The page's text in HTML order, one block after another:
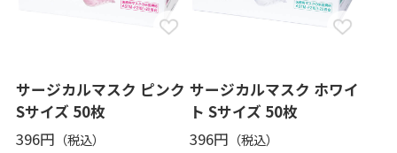
サージカルマスク ピンク
Sサイズ 50枚
396円
サージカルマスク ホワイ
ト Sサイズ 50枚
396円